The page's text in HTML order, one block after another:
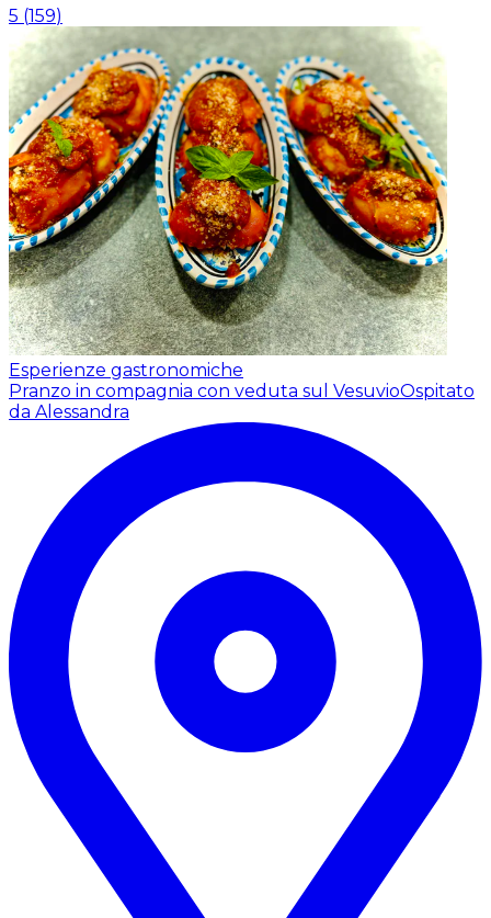
5 (159)
Esperienze gastronomiche
Pranzo in compagnia con veduta sul VesuvioOspitato
da Alessandra